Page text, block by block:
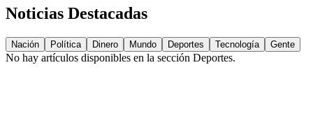
Noticias Destacadas
Nación Política Dinero Mundo Deportes Tecnología Gente
No hay artículos disponibles en la sección Deportes.